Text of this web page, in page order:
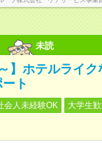
未読
】ホテルライク
ト
会人未経験OK 大学生